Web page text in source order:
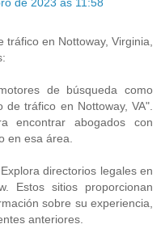
en Nottoway, Virginia,
de búsqueda como
tráfico en Nottoway, VA".
encontrar abogados con
en esa área.
directorios legales en
Estos sitios proporcionan
sobre su experiencia,
anteriores.